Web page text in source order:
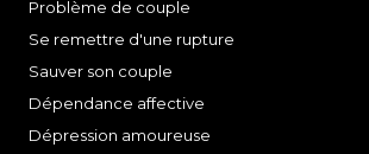
Problème de couple
Se remettre d'une rupture
Sauver son couple
Dépendance affective
Dépression amoureuse